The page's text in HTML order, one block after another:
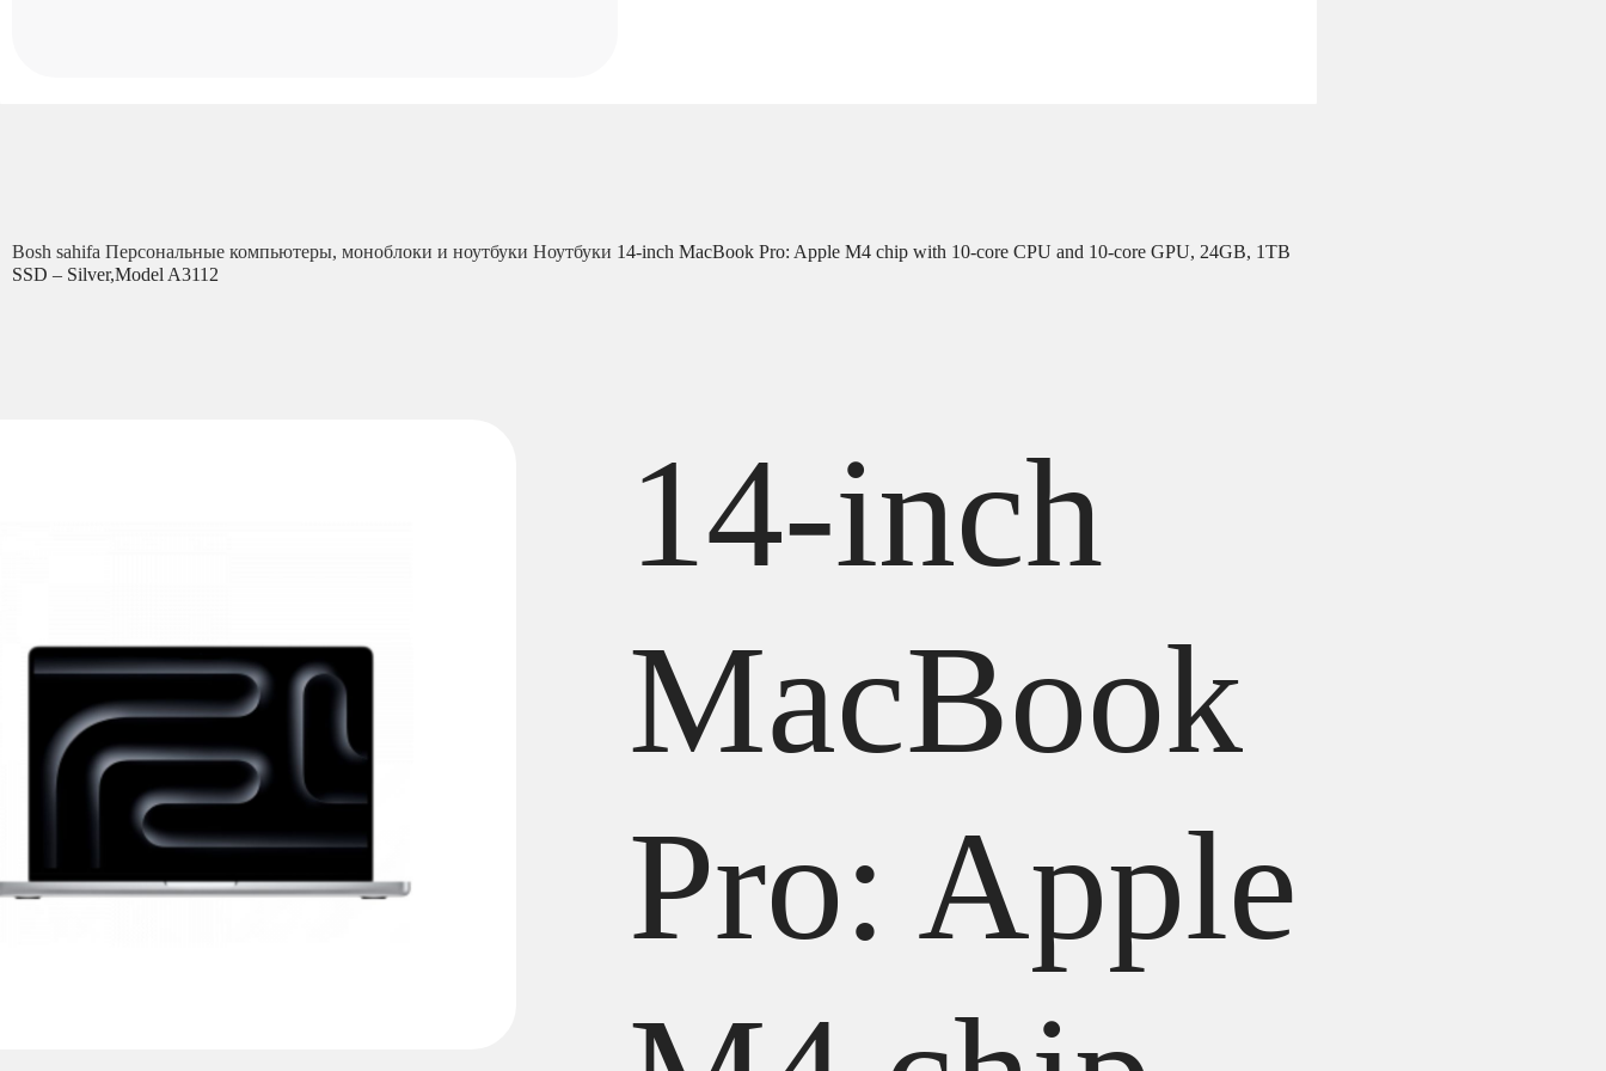
Bosh sahifa Персональные компьютеры, моноблоки и ноутбуки Ноутбуки 14-inch MacBook Pro: Apple M4 chip with 10‑core CPU and 10‑core GPU, 24GB, 1TB
SSD – Silver,Model A3112
14-inch
MacBook
Pro: Apple